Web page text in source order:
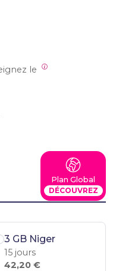
Plan Global
DÉCOUVREZ
3 GB Niger
15 jours
42,20 €